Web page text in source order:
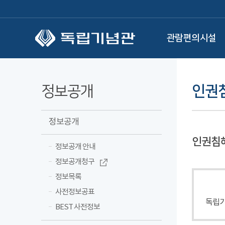
관람편의시설
정보공개
정보공개
정보공개 안내
정보공개청구
정보목록
사전정보공표
BEST 사전정보
인권
인권침
독립